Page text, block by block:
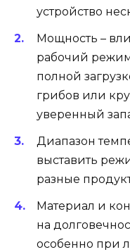
устройство
Мощность –
рабочий
полной
грибов или
уверенный
Диапазон
выставить
разные
Материал и
на
особенно при